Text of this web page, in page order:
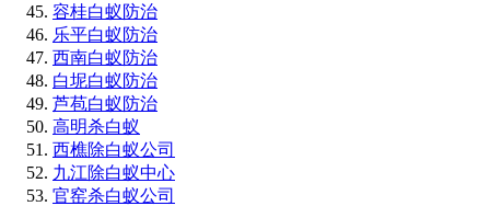
容桂白蚁防治
乐平白蚁防治
西南白蚁防治
白坭白蚁防治
芦苞白蚁防治
高明杀白蚁
西樵除白蚁公司
九江除白蚁中心
官窑杀白蚁公司